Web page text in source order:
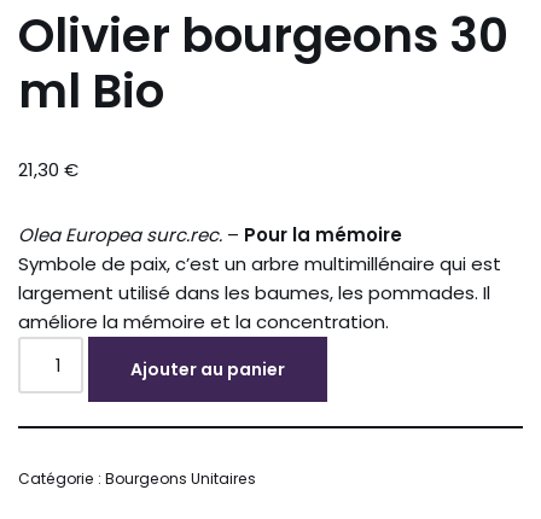
Olivier bourgeons 30
ml Bio
21,30 €
Olea Europea surc.rec. – Pour la mémoire
Symbole de paix, c’est un arbre multimillénaire qui est
largement utilisé dans les baumes, les pommades. Il
améliore la mémoire et la concentration.
Ajouter au panier
Catégorie : Bourgeons Unitaires